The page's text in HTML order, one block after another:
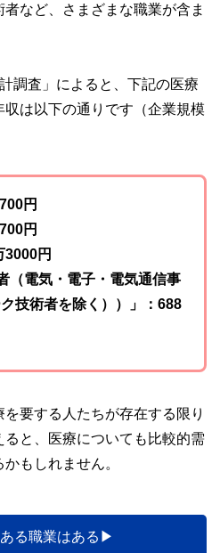
など、さまざまな職業が含ま
調査」によると、下記の医療
は以下の通りです（企業規模
円
円
3000円
（電気・電子・電気通信事
技術者を除く））」：688
要する人たちが存在する限り
と、医療についても比較的需
もしれません。
る職業はある